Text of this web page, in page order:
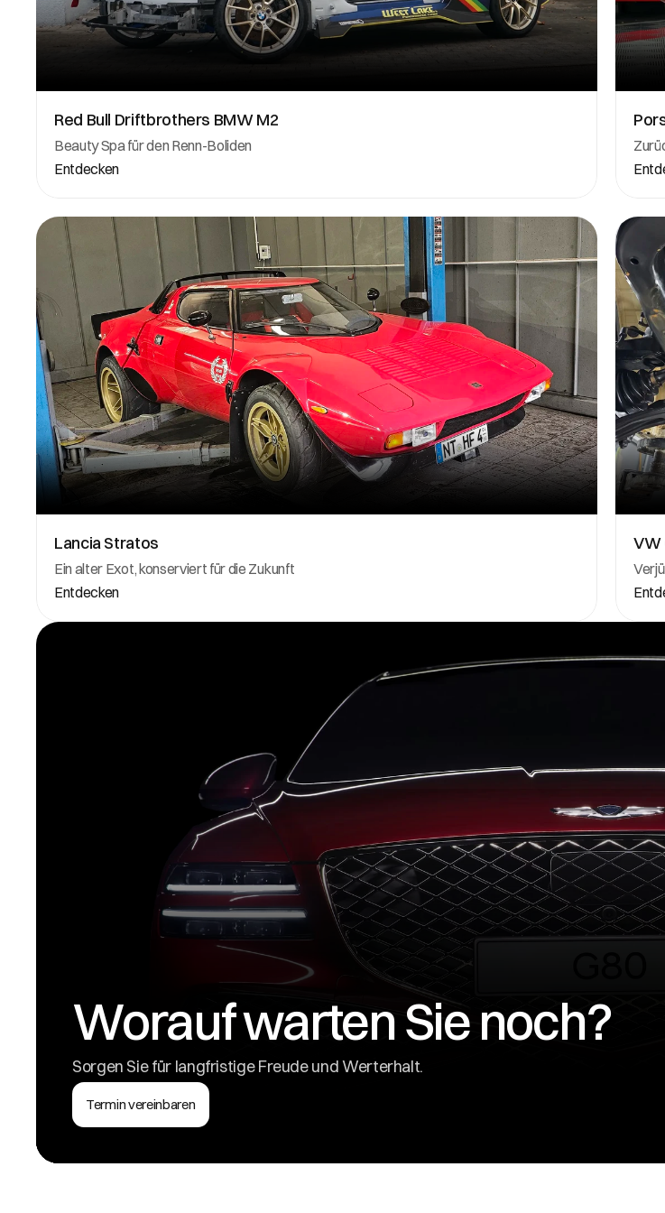
Red Bull Driftbrothers BMW M2
Beauty Spa für den Renn-Boliden
Entdecken
Lancia Stratos
Ein alter Exot, konserviert für die Zukunft
Entdecken
VW
Worauf warten Sie noch?
Sorgen Sie für langfristige Freude und Werterhalt.
Termin vereinbaren